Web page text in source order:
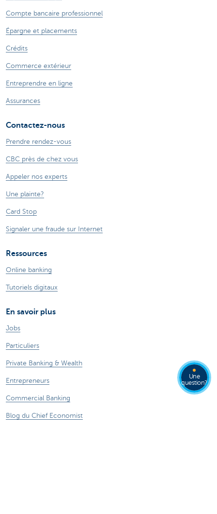
Compte bancaire professionnel
Épargne et placements
Crédits
Commerce extérieur
Entreprendre en ligne
Assurances
Contactez-nous
Prendre rendez-vous
CBC près de chez vous
Appeler nos experts
Une plainte?
Card Stop
Signaler une fraude sur Internet
Ressources
Online banking
Tutoriels digitaux
En savoir plus
Jobs
Particuliers
Private Banking & Wealth
Entrepreneurs
Commercial Banking
Blog du Chief Economist
Une
question?